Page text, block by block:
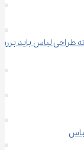
طراحی لباس باید